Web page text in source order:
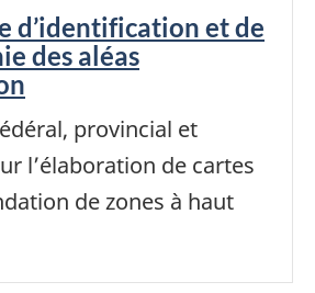
d’identification et de
des aléas
provincial et
l’élaboration de cartes
de zones à haut